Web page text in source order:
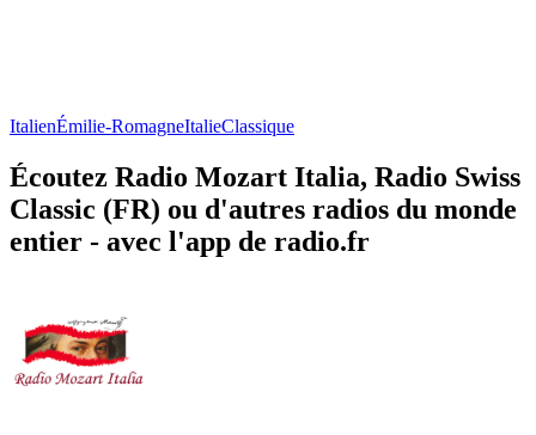
ItalienÉmilie-RomagneItalieClassique
Écoutez Radio Mozart Italia, Radio Swiss
Classic (FR) ou d'autres radios du monde
entier - avec l'app de radio.fr